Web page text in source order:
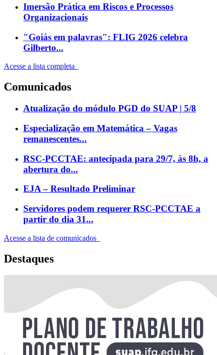
Imersão Prática em Riscos e Processos
Organizacionais
"Goiás em palavras": FLIG 2026 celebra
Gilberto...
Acesse a lista completa
Comunicados
Atualização do módulo PGD do SUAP | 5/8
Especialização em Matemática – Vagas
remanescentes...
RSC-PCCTAE: antecipada para 29/7, às 8h, a
abertura do...
EJA – Resultado Preliminar
Servidores podem requerer RSC-PCCTAE a
partir do dia 31...
Acesse a lista de comunicados
Destaques